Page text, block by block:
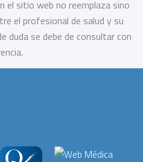
el sitio web no reemplaza sino
el profesional de salud y su
duda se debe de consultar con